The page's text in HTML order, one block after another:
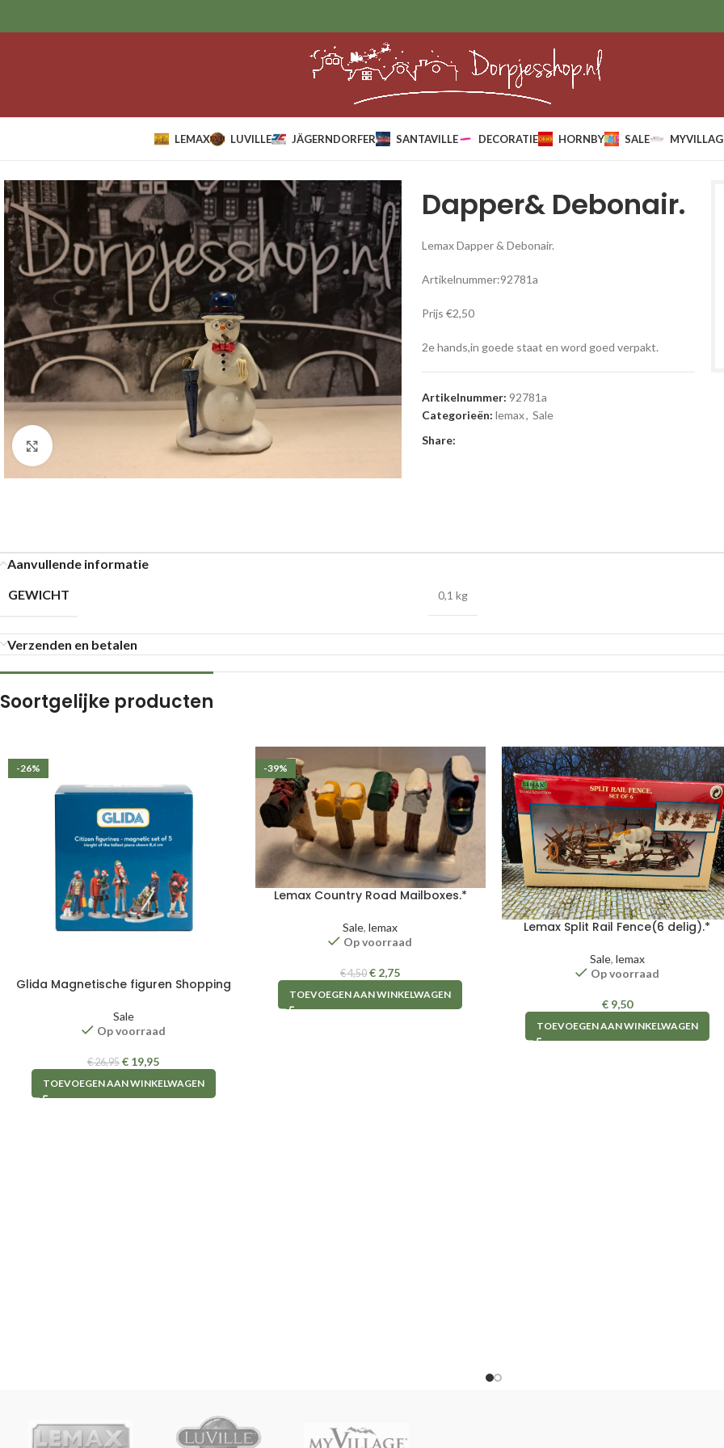
LEMAX LUVILLE JÄGERNDORFER SANTAVILLE DECORATIE HORNBY SALE
Dapper& Debonair.
Lemax Dapper & Debonair.
Artikelnummer:92781a
Prijs €2,50
2e hands,in goede staat en word goed verpakt.
Artikelnummer: 92781a
Categorieën: lemax, Sale
Share:
Aanvullende informatie
GEWICHT
0,1 kg
Verzenden en betalen
Soortgelijke producten
-26%
Glida Magnetische figuren Shopping
Sale
Op voorraad
€26,95 € 19,95
TOEVOEGEN AAN WINKELWAGEN
-39%
Lemax Country Road Mailboxes.*
Sale,lemax
Op voorraad
€4,50 € 2,75
TOEVOEGEN AAN WINKELWAGEN
Lemax Split Rail Fence(6 delig).*
Sale, lemax
Op voorraad
€9,50
TOEVOEGEN AAN WINKELWAGEN